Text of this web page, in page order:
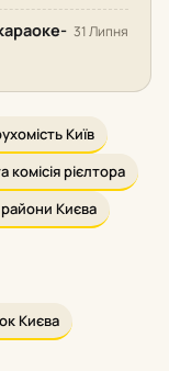
31 Липня
Київ
комісія рієлтора
Києва
Києва